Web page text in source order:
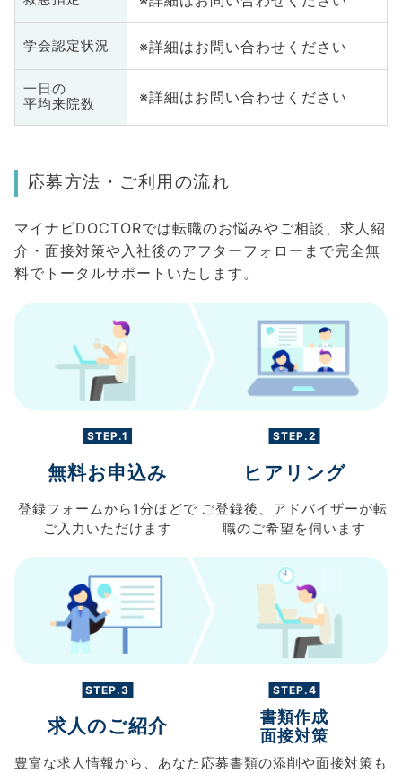
学会認定状況 ※詳細はお問い合わせください
一日の
平均来院数
※詳細はお問い合わせください
応募方法・ご利用の流れ
マイナビDOCTORでは転職のお悩みやご相談、求人紹
介・面接対策や入社後のアフターフォローまで完全無
料でトータルサポートいたします。
STEP.1
無料お申込み
登録フォームから 1分ほどで
ご入力 いただけます
STEP.2
ヒアリング
ご登録後、 アドバイザーが転
職のご希望を伺います
STEP.3
求人のご紹介
豊富な求人情報から、 あなた
STEP.4
書類作成
面接対策
応募書類の添削や面接対策も